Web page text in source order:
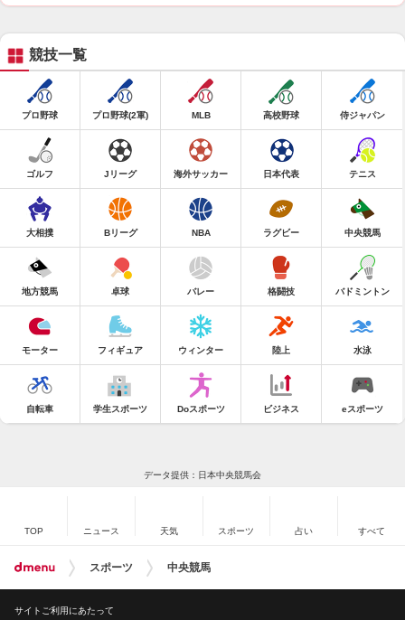
競技一覧
プロ野球 プロ野球(2軍) MLB 高校野球 侍ジャパン
ゴルフ Jリーグ 海外サッカー 日本代表 テニス
大相撲 Bリーグ NBA ラグビー 中央競馬
地方競馬 卓球 バレー 格闘技 バドミントン
モーター フィギュア ウィンター 陸上 水泳
自転車 学生スポーツ Doスポーツ ビジネス eスポーツ
データ提供：日本中央競馬会
TOP ニュース 天気 スポーツ 占い すべて
スポーツ 中央競馬
サイトご利用にあたって